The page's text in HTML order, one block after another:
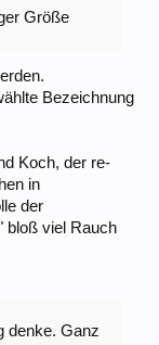
Größe
Bezeichnung
Koch, der re-
in
der
bloß viel Rauch
denke. Ganz